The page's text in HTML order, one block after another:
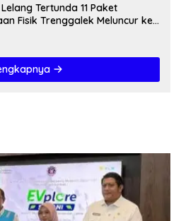
Tertunda 11 Paket
Fisik Trenggalek Meluncur ke